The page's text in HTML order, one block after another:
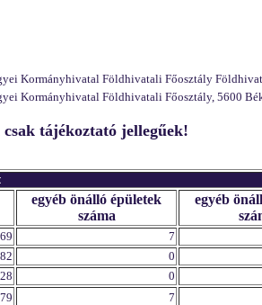
Kormányhivatal Földhivatali Főosztály
Kormányhivatal Földhivatali Főosztály, 5600
tájékoztató jellegűek!
egyéb önálló épületek
száma
egyéb
7
0
0
7